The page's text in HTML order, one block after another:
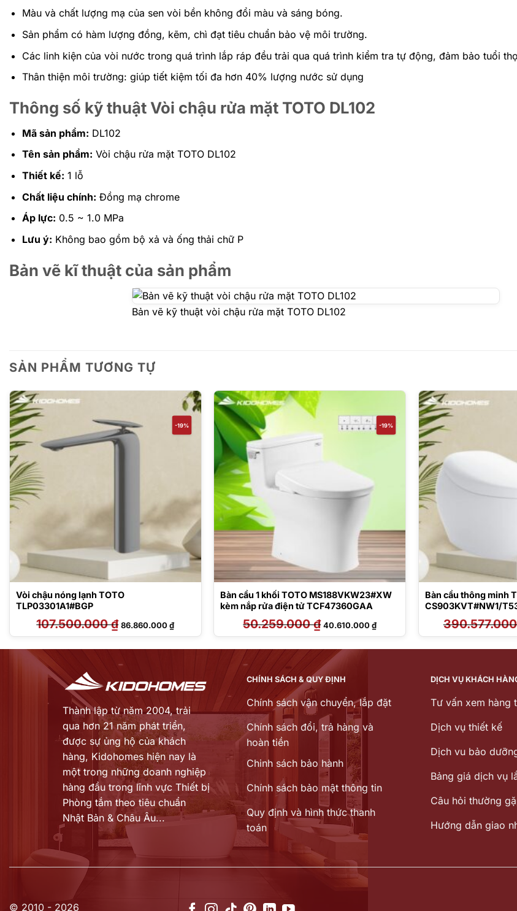
Màu và chất lượng mạ của sen vòi bền không đổi màu và sáng bóng.
Sản phẩm có hàm lượng đồng, kẽm, chì đạt tiêu chuẩn bảo vệ môi trường.
Các linh kiện của vòi nước trong quá trình lắp ráp đều trải qua quá trình kiểm tra tự động, đảm bảo tuổi
Thân thiện môi trường: giúp tiết kiệm tối đa hơn 40% lượng nước sử dụng
Thông số kỹ thuật Vòi chậu rửa mặt TOTO DL102
Mã sản phẩm: DL102
Tên sản phẩm: Vòi chậu rửa mặt TOTO DL102
Thiết kế: 1 lỗ
Chất liệu chính: Đồng mạ chrome
Áp lực: 0.5 ~ 1.0 MPa
Lưu ý: Không bao gồm bộ xả và ống thải chữ P
Bản vẽ kĩ thuật của sản phẩm
Bản vẽ kỹ thuật vòi chậu rửa mặt TOTO DL102
SẢN PHẨM TƯƠNG TỰ
-19%
Vòi chậu nóng lạnh TOTO
TLP03301A1#BGP
107.500.000₫ Giá
gốc
là:
86.860.000₫Giá
hiện
tại
86.860.000 ₫.
-19%
Bàn cầu 1 khối TOTO MS188VKW23#XW
kèm nắp rửa điện tử TCF47360GAA
50.259.000₫ Giá
gốc
là:
40.610.000₫Giá
hiện
tại
40.610.000 ₫.
Bàn cầu thông minh
CS903KVT#NW1/
₫.
Thành lập từ năm 2004, trải
qua hơn 21 năm phát triển,
được sự ủng hộ của khách
hàng, Kidohomes hiện nay là
một trong những doanh nghiệp
hàng đầu trong lĩnh vực Thiết bị
Phòng tắm theo tiêu chuẩn
Nhật Bản & Châu Âu...
CHÍNH SÁCH & QUY ĐỊNH
Chính sách vận chuyển, lắp đặt
Chính sách đổi, trả hàng và
hoàn tiền
Chinh sách bảo hành
Chính sách bảo mật thông tin
Quy định và hình thức thanh
toán
DỊCH VỤ KHÁCH
Tư vấn xem hàng
Dịch vụ thiết kế
Dịch vu bảo
Bảng giá dịch vụ
Câu hỏi thường
Hướng dẫn giao
© 2010 - 2026